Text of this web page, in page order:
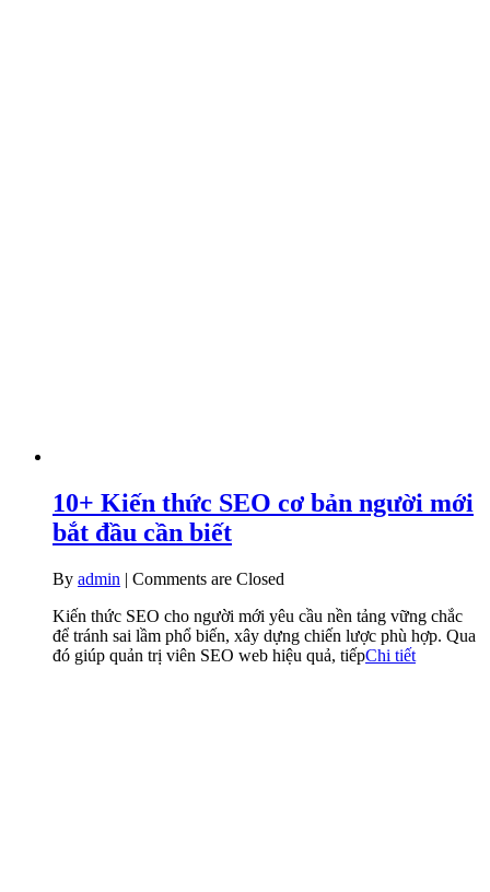
10+ Kiến thức SEO cơ bản người mới
bắt đầu cần biết
By admin | Comments are Closed
Kiến thức SEO cho người mới yêu cầu nền tảng vững chắc
để tránh sai lầm phổ biến, xây dựng chiến lược phù hợp. Qua
đó giúp quản trị viên SEO web hiệu quả, tiếpChi tiết